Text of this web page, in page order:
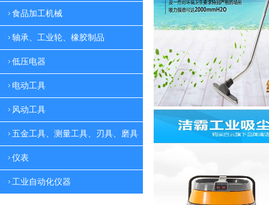
食品加工机械
轴承、工业轮、橡胶制品
低压电器
电动工具
风动工具
五金工具、测量工具、刃具、磨具
仪表
工业自动化仪器